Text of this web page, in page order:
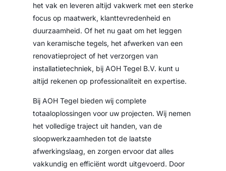
het vak en leveren altijd vakwerk met een sterke
focus op maatwerk, klanttevredenheid en
duurzaamheid. Of het nu gaat om het leggen
van keramische tegels, het afwerken van een
renovatieproject of het verzorgen van
installatietechniek, bij AOH Tegel B.V. kunt u
altijd rekenen op professionaliteit en expertise.
Bij AOH Tegel bieden wij complete
totaaloplossingen voor uw projecten. Wij nemen
het volledige traject uit handen, van de
sloopwerkzaamheden tot de laatste
afwerkingslaag, en zorgen ervoor dat alles
vakkundig en efficiënt wordt uitgevoerd. Door